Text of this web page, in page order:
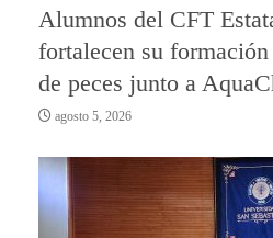
Alumnos del CFT
fortalecen su
de peces junto a
agosto 5, 2026